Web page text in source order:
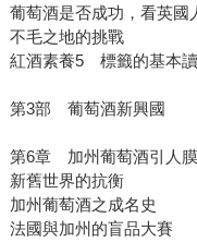
葡萄酒是否成功，看英國
不毛之地的挑戰
紅酒素養5 標籤的基本
第3部 葡萄酒新興國
第6章 加州葡萄酒引人
新舊世界的抗衡
加州葡萄酒之成名史
法國與加州的盲品大賽